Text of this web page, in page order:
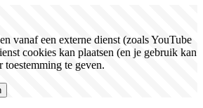
vanaf een externe dienst (zoals YouTube
cookies kan plaatsen (en je gebruik kan
te geven.